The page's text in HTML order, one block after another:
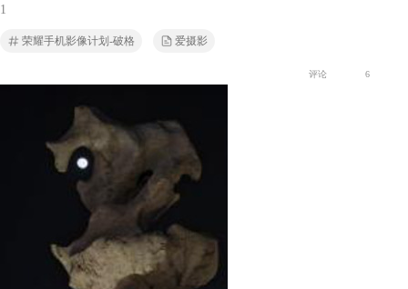
1
荣耀手机影像计划-破格 爱摄影
评论 6